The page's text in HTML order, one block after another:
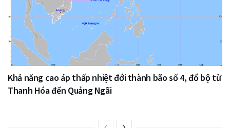
Khả năng cao áp thấp nhiệt đới thành bão số 4, đổ bộ từ
Thanh Hóa đến Quảng Ngãi